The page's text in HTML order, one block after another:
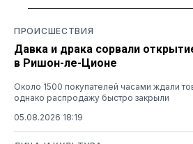
ПРОИСШЕСТВИЯ
Давка и драка сорвали
в Ришон-ле-Ционе
Около 1500 покупателей часами ждали
однако распродажу быстро закрыли
05.08.2026 18:19